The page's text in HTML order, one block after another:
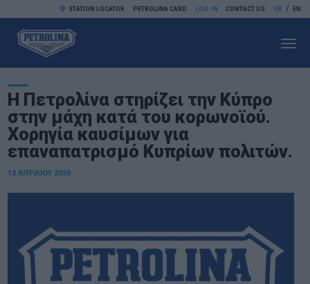
GR / EN
STATION LOCATOR PETROLINA CARD LOG-IN CONTACT US
H Πετρολίνα στηρίζει την Κύπρο
στην μάχη κατά του κορωνοϊού.
Χορηγία καυσίμων για
επαναπατρισμό Κυπρίων πολιτών.
13 ΑΠΡΙΛΊΟΥ 2020